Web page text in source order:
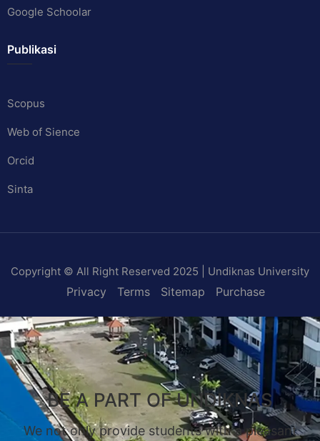
Google Schoolar
Publikasi
Scopus
Web of Sience
Orcid
Sinta
Copyright © All Right Reserved 2025 | Undiknas University
Privacy Terms Sitemap Purchase
BE A PART OF UNDIKNAS
We not only provide students with a pleasant